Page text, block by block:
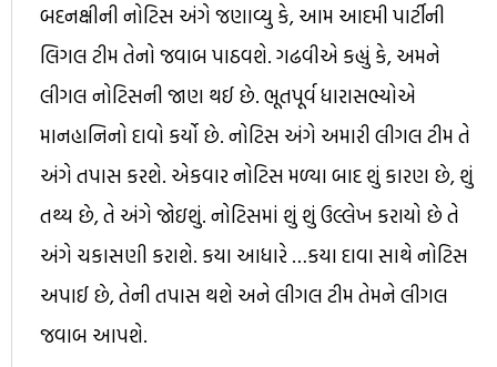
બદનક્ષીની નોટિસ અંગે જણાવ્યુ કે, આમ આદમી પાર્ટીની
લિગલ ટીમ તેનો જવાબ પાઠવશે. ગઢવીએ કહ્યું કે, અમને
લીગલ નોટિસની જાણ થઈ છે. ભૂતપૂર્વ ધારાસભ્યોએ
માનહાનિનો દાવો કર્યો છે. નોટિસ અંગે અમારી લીગલ ટીમ તે
અંગે તપાસ કરશે. એકવાર નોટિસ મળ્યા બાદ શું કારણ છે, શું
તથ્ય છે, તે અંગે જોઇશું. નોટિસમાં શું શું ઉલ્લેખ કરાયો છે તે
અંગે ચકાસણી કરાશે. કયા આધારે …કયા દાવા સાથે નોટિસ
અપાઈ છે, તેની તપાસ થશે અને લીગલ ટીમ તેમને લીગલ
જવાબ આપશે.